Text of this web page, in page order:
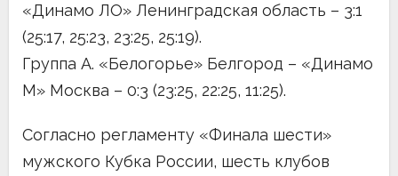
«Динамо ЛО» Ленинградская область – 3:1
(25:17, 25:23, 23:25, 25:19).
Группа A. «Белогорье» Белгород – «Динамо
М» Москва – 0:3 (23:25, 22:25, 11:25).
Согласно регламенту «Финала шести»
мужского Кубка России, шесть клубов